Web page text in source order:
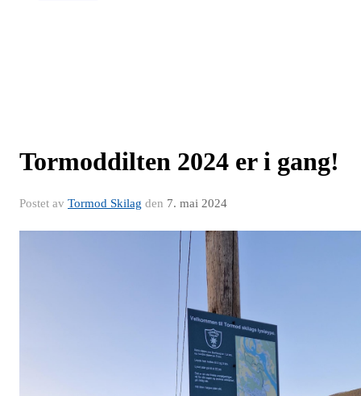
Tormoddilten 2024 er i gang!
Postet av Tormod Skilag den 7. mai 2024